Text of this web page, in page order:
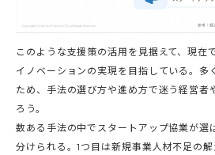
このような支援策の活用を見据えて、現在
イノベーションの実現を目指している。多
ため、手法の選び方や進め方で迷う経営者
ろう。
数ある手法の中でスタートアップ協業が選
分けられる。1つ目は新規事業人材不足の